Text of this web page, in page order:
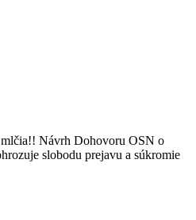
Návrh Dohovoru OSN o
slobodu prejavu a súkromie